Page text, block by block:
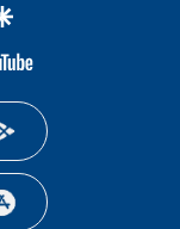
google
youtube-